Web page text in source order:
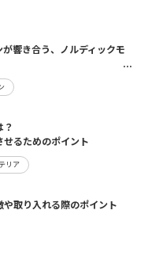
響き合う、ノルディックモ
るためのポイント
リア
取り入れる際のポイント